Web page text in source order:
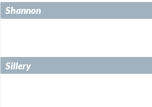
Shannon
Sillery